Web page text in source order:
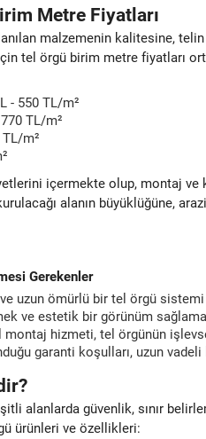
Metre Fiyatları
malzemenin kalitesine,
tel örgü birim metre fiyatları
- 550 TL/m²
TL/m²
m²
içermekte olup, montaj
alanın büyüklüğüne,
Gerekenler
ve uzun ömürlü bir tel örgü
ve estetik bir görünüm
hizmeti, tel örgünün
garanti koşulları, uzun
alanlarda güvenlik, sınır
ürünleri ve özellikleri: